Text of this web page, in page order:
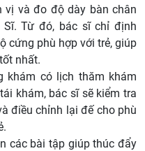
vị và đo độ dày bàn chân
Sĩ. Từ đó, bác sĩ chỉ định
cứng phù hợp với trẻ, giúp
nhất.
khám có lịch thăm khám
khám, bác sĩ sẽ kiểm tra
điều chỉnh lại đế cho phù
các bài tập giúp thúc đẩy